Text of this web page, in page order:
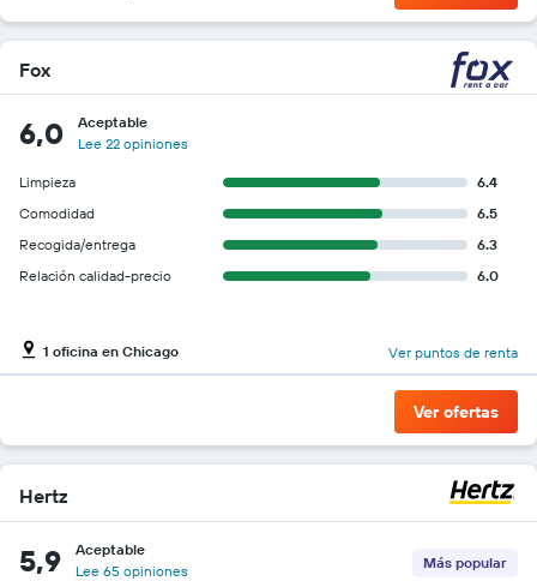
Fox
6,0
Aceptable
Lee 22 opiniones
Limpieza
6.4
Comodidad
6.5
Recogida/entrega
6.3
Relación calidad-precio
6.0
1 oficina en Chicago Ver puntos de renta
Ver ofertas
Hertz
5,9
Aceptable
Lee 65 opiniones
Más popular